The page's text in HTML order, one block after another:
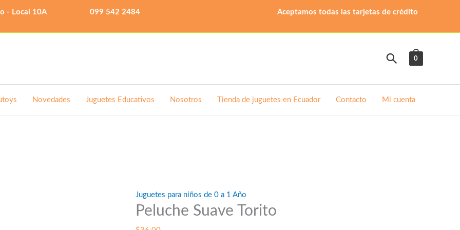
- Local 10A 099 542 2484 Aceptamos todas las tarjetas de crédito
Buscar
0
Novedades Juguetes Educativos Nosotros Tienda de juguetes en Ecuador Contacto Mi cuenta
Juguetes para niños de 0 a 1 Año
Peluche Suave Torito